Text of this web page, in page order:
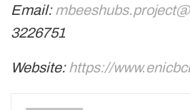
Email:
3226751
Website: https://